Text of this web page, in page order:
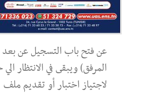
عن فتح باب التسجيل عن بعد
المرفق) ويبقى في الانتظار
لاجتياز اختبار أو تقديم ملف